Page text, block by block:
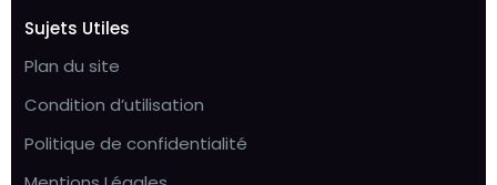
Sujets Utiles
Plan du site
Condition d’utilisation
Politique de confidentialité